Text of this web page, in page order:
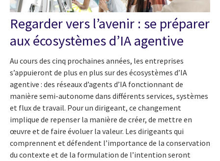
Regarder vers l’avenir : se préparer
aux écosystèmes d’IA agentive
Au cours des cinq prochaines années, les entreprises
s’appuieront de plus en plus sur des écosystèmes d’IA
agentive : des réseaux d’agents d’IA fonctionnant de
manière semi-autonome dans différents services, systèmes
et flux de travail. Pour un dirigeant, ce changement
implique de repenser la manière de créer, de mettre en
œuvre et de faire évoluer la valeur. Les dirigeants qui
comprennent et défendent l’importance de la conservation
du contexte et de la formulation de l’intention seront